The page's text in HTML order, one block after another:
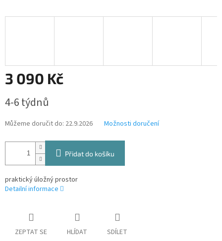
3 090 Kč
cena:
4-6 týdnů
Můžeme doručit do: 22.9.2026 Možnosti doručení
Přidat do košíku
praktický úložný prostor
Detailní informace
ZEPTAT SE HLÍDAT SDÍLET